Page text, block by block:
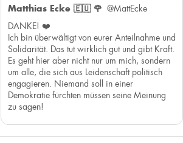
Matthias Ecke 🇪🇺 🌹 @MattEcke
DANKE! ❤️
Ich bin überwältigt von eurer Anteilnahme und
Solidarität. Das tut wirklich gut und gibt Kraft.
Es geht hier aber nicht nur um mich, sondern
um alle, die sich aus Leidenschaft politisch
engagieren. Niemand soll in einer
Demokratie fürchten müssen seine Meinung
zu sagen!